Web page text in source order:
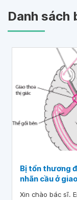
Danh sách
Bị tổn thương
nhãn cầu ở
Xin chào bác sĩ.